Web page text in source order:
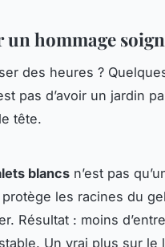
hommage
des heures ?
pas d’avoir un jardin
tête.
blancs n’est pas
les racines du
Résultat : moins
Un vrai plus sur le